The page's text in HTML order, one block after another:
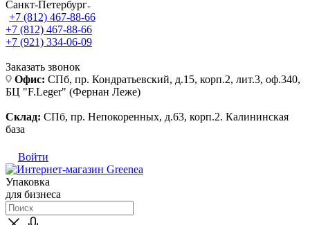
Санкт-Петербург
+7 (812) 467-88-66
+7 (812) 467-88-66
+7 (921) 334-06-09
Заказать звонок
Офис: СПб, пр. Кондратьевский, д.15, корп.2, лит.3, оф.340,
БЦ "F.Leger" (Фернан Леже)
Склад: СПб, пр. Непокоренных, д.63, корп.2. Калининская
база
Войти
Упаковка
для бизнеса